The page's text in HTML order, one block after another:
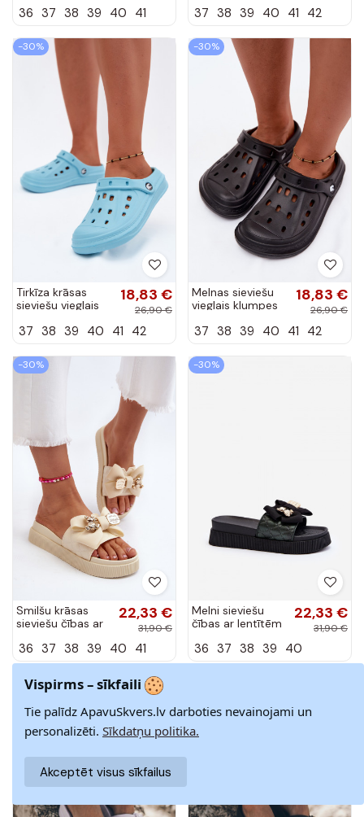
36 37 38 39 40 41 37 38 39 40 41 42
-30%
Tirkīza krāsas
sieviešu vieglais
18,83 €
26,90 €
37 38 39 40 41 42
-30%
Melnas sieviešu
vieglais klumpes
18,83 €
26,90 €
37 38 39 40 41 42
-30%
Smilšu krāsas
sieviešu čības ar
lāčiem Katterina
22,33 €
31,90 €
36 37 38 39 40 41
-30%
Melni sieviešu
čības ar lentītēm
Katterina
22,33 €
31,90 €
36 37 38 39 40
-30%
Vispirms – sīkfaili
Tie palīdz ApavuSkvers.lv darboties nevainojami un
personalizēti. Sīkdatņu politika.
Akceptēt visus sīkfailus